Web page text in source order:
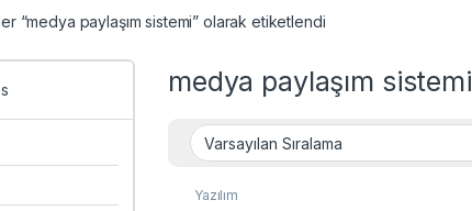
“medya paylaşım sistemi” olarak etiketlendi
medya paylaşım sistemi
Yazılım